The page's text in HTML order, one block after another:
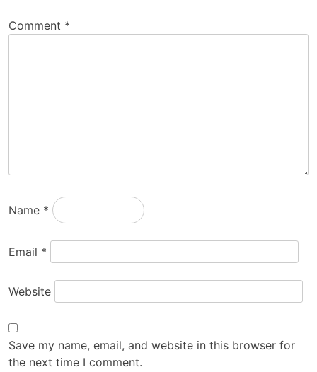
Comment *
Name *
Email *
Website
Save my name, email, and website in this browser for
the next time I comment.